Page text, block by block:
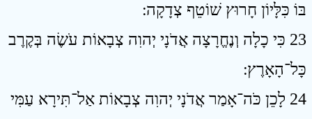
בּוֹ כִּלָּיוֹן חָרוּץ שׁוֹטֵף צְדָקָה ׃
23 כִּי כָלָה וְנֶחֱרָצָה אֲדֹנָי יְהוִה צְבָאוֹת עֹשֶׂה בְּקֶרֶב
כָּל־הָאָרֶץ ׃
24 לָכֵן כֹּה־אָמַר אֲדֹנָי יְהוִה צְבָאוֹת אַל־תִּירָא עַמִּי